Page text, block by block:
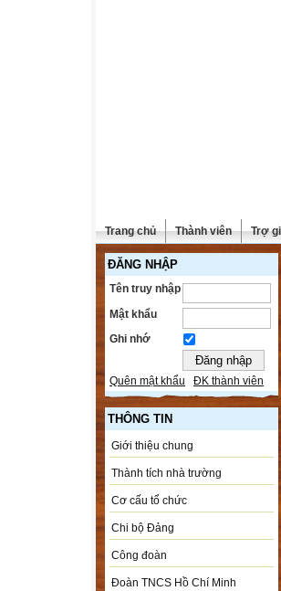
Trang chủ Thành viên Trợ
ĐĂNG NHẬP
Tên truy nhập
Mật khẩu
Ghi nhớ
Quên mật khẩu ĐK thành viên
THÔNG TIN
Giới thiệu chung
Thành tích nhà trường
Cơ cấu tổ chức
Chi bộ Đảng
Công đoàn
Đoàn TNCS Hồ Chí Minh